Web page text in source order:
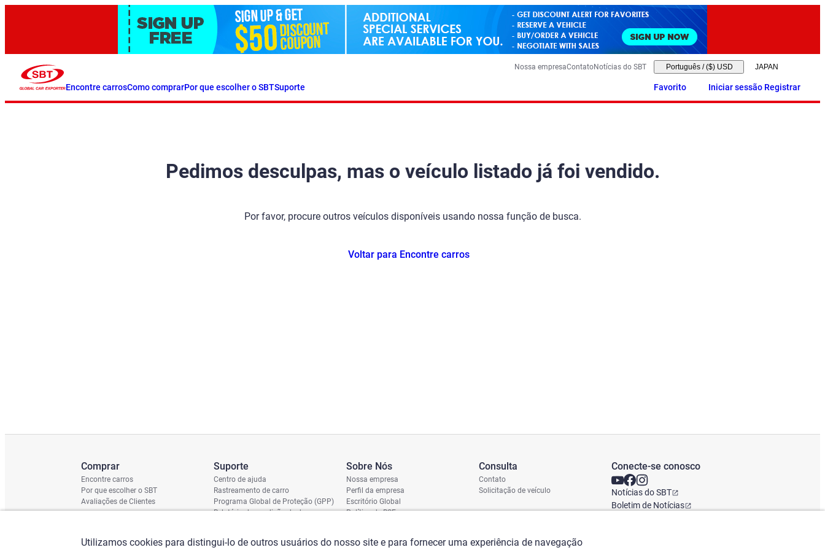
Encontre carrosComo comprarPor que escolher o SBTSuporte
Nossa empresaContatoNotícias do SBT Português / ($) USD
Favorito Iniciar sessão Registrar
Pedimos desculpas, mas o veículo listado já foi vendido.
Por favor, procure outros veículos disponíveis usando nossa função de busca.
Voltar para Encontre carros
Comprar
Encontre carros
Por que escolher o SBT
Avaliações de Clientes
Suporte
Centro de ajuda
Rastreamento de carro
Programa Global de Proteção (GPP)
Relatório de condição de dano
Sobre Nós
Nossa empresa
Perfil da empresa
Escritório Global
Política de RSE
Consulta
Contato
Solicitação de veículo
Conecte-se conosco
Notícias do SBT
Boletim de Notícias
Utilizamos cookies para distingui-lo de outros usuários do nosso site e para fornecer uma experiência de navegação